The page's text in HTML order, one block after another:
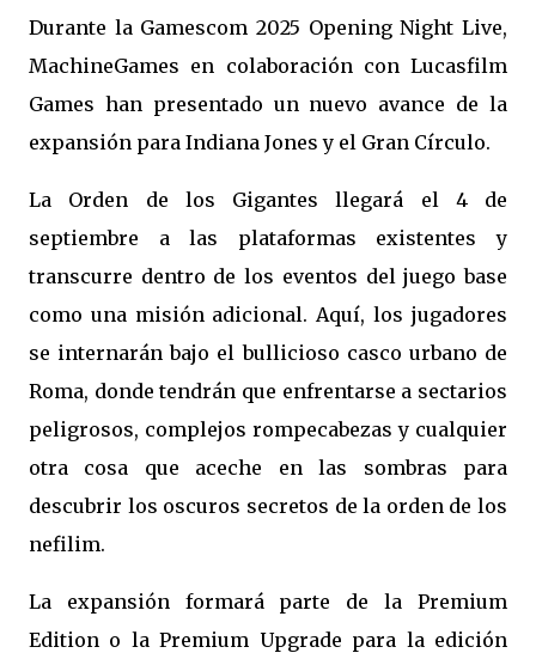
Durante la Gamescom 2025 Opening Night Live,
MachineGames en colaboración con Lucasfilm
Games han presentado un nuevo avance de la
expansión para Indiana Jones y el Gran Círculo.
La Orden de los Gigantes llegará el 4 de
septiembre a las plataformas existentes y
transcurre dentro de los eventos del juego base
como una misión adicional. Aquí, los jugadores
se internarán bajo el bullicioso casco urbano de
Roma, donde tendrán que enfrentarse a sectarios
peligrosos, complejos rompecabezas y cualquier
otra cosa que aceche en las sombras para
descubrir los oscuros secretos de la orden de los
nefilim.
La expansión formará parte de la Premium
Edition o la Premium Upgrade para la edición